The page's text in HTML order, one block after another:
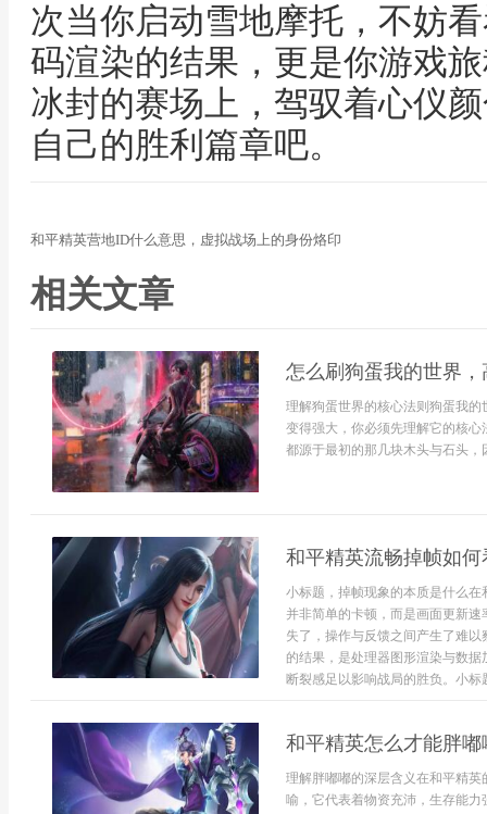
次当你启动雪地摩托，不妨
码渲染的结果，更是你游戏
冰封的赛场上，驾驭着心仪
自己的胜利篇章吧。
和平精英营地ID什么意思，虚拟战场上的身份烙印
相关文章
怎么刷狗蛋我的世界
理解狗蛋世界的核心法则狗蛋我
变得强大，你必须先理解它的核
都源于最初的那几块木头与石头
和平精英流畅掉帧如
小标题，掉帧现象的本质是什么
并非简单的卡顿，而是画面更新
失了，操作与反馈之间产生了难
的结果，是处理器图形渲染与数
断裂感足以影响战局的胜负。小标
和平精英怎么才能胖
理解胖嘟嘟的深层含义在和平精
喻，它代表着物资充沛，生存能